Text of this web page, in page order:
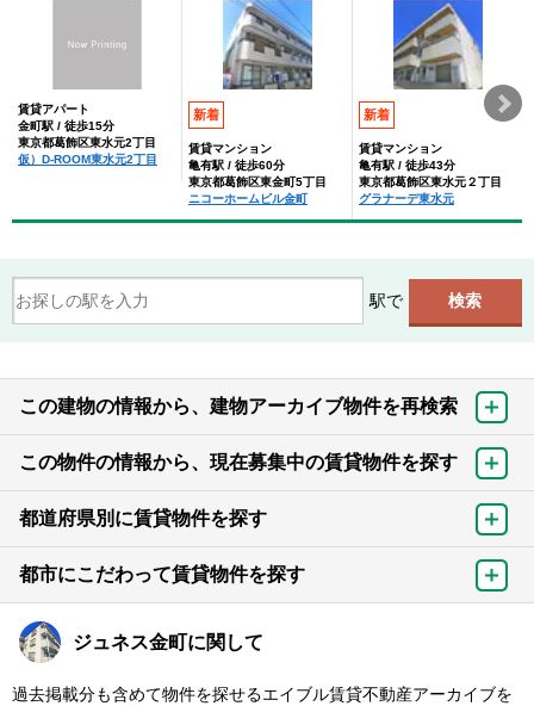
賃貸アパート
金町駅 / 徒歩15分
東京都葛飾区東水元2丁目
仮）D-ROOM東水元2丁目
新着
賃貸マンション
亀有駅 / 徒歩60分
東京都葛飾区東金町5丁目
ニコーホームビル金町
新着
賃貸マンション
亀有駅 / 徒歩43分
東京都葛飾区東水元２丁目
グラナーデ東水元
駅で
この建物の情報から、建物アーカイブ物件を再検索
この物件の情報から、現在募集中の賃貸物件を探す
都道府県別に賃貸物件を探す
都市にこだわって賃貸物件を探す
ジュネス金町に関して
過去掲載分も含めて物件を探せるエイブル賃貸不動産アーカイブを